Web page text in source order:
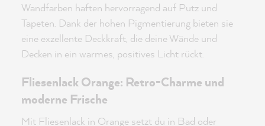
Wandfarben haften hervorragend auf Putz und
Tapeten. Dank der hohen Pigmentierung bieten sie
eine exzellente Deckkraft, die deine Wände und
Decken in ein warmes, positives Licht rückt.
Fliesenlack Orange: Retro-Charme und
moderne Frische
Mit Fliesenlack in Orange setzt du in Bad oder